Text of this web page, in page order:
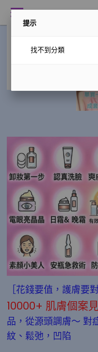
［花錢要值，護膚要
10000+ 肌膚個案
品，從源頭調膚～ 對
紋、鬆弛，凹陷
提示
找不到分類